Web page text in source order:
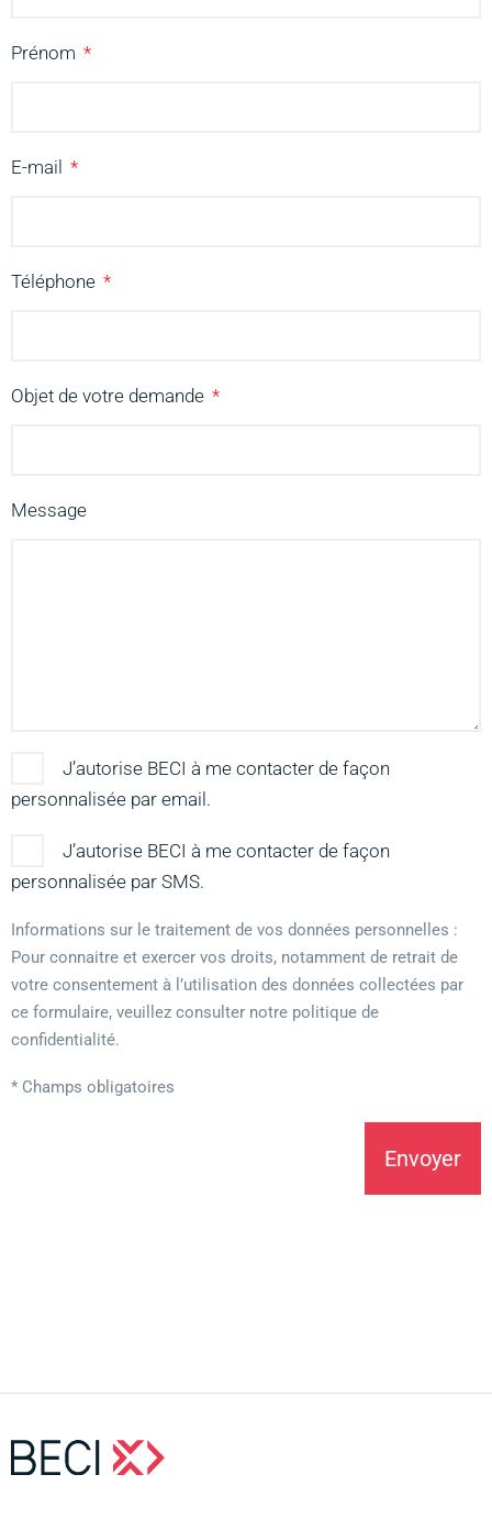
Prénom
E-mail
Téléphone
Objet de votre demande
Message
J’autorise BECI à me contacter de façon
personnalisée par email.
J’autorise BECI à me contacter de façon
personnalisée par SMS.
Informations sur le traitement de vos données personnelles :
Pour connaitre et exercer vos droits, notamment de retrait de
votre consentement à l’utilisation des données collectées par
ce formulaire, veuillez consulter notre politique de
confidentialité.
* Champs obligatoires
Envoyer